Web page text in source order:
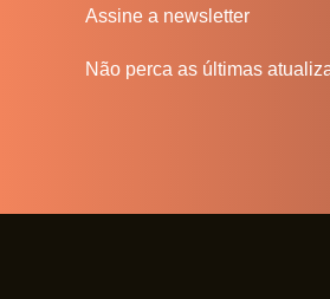
Assine a newsletter
Não perca as últimas